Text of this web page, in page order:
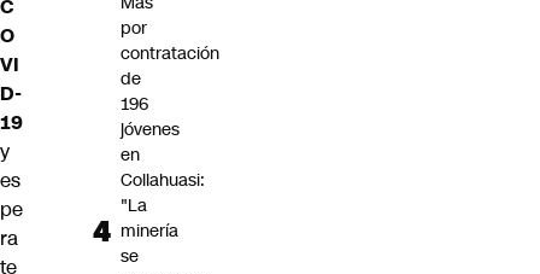
C
O
VI
D-
19
y
es
pe
ra
te
por
contratación
de
196
jóvenes
en
Collahuasi:
"La
minería
se